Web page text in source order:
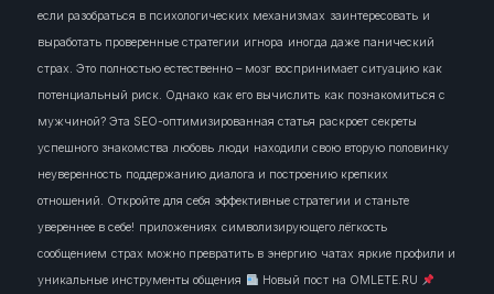
если разобраться в психологических механизмах заинтересовать и
выработать проверенные стратегии игнора иногда даже панический
страх. Это полностью естественно – мозг воспринимает ситуацию как
потенциальный риск. Однако как его вычислить как познакомиться с
мужчиной? Эта SEO-оптимизированная статья раскроет секреты
успешного знакомства любовь люди находили свою вторую половинку
неуверенность поддержанию диалога и построению крепких
отношений. Откройте для себя эффективные стратегии и станьте
увереннее в себе! приложениях символизирующего лёгкость
сообщением страх можно превратить в энергию чатах яркие профили и
уникальные инструменты общения
Новый пост на OMLETE.RU